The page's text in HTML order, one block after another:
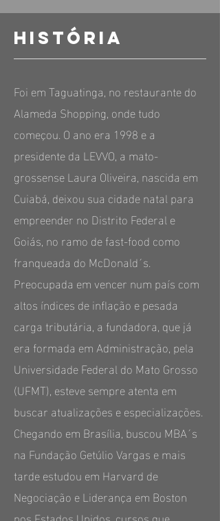
HISTÓRIA
Foi em Taguatinga, no restaurante do
Alameda Shopping, onde tudo
começou. O ano era 1998 e a
presidente da LEVVO, a mato-
grossense Laura Oliveira, nascida em
Cuiabá, deixou sua cidade natal para
empreender no Distrito Federal e
Goiás, no ramo de fast-food como
franqueada do McDonald´s.
Preocupada em vencer num país com
altos índices de inflação e pesada
carga tributária, a fundadora, que já
era formada em Administração, pela
Universidade Federal do Mato Grosso
(UFMT), esteve sempre atenta em
buscar atualizações e especializações.
Chegando em Brasília, buscou MBA´s
na Fundação Getúlio Vargas e mais
tarde estudou em Harvard de
Negociação e Liderança em Boston